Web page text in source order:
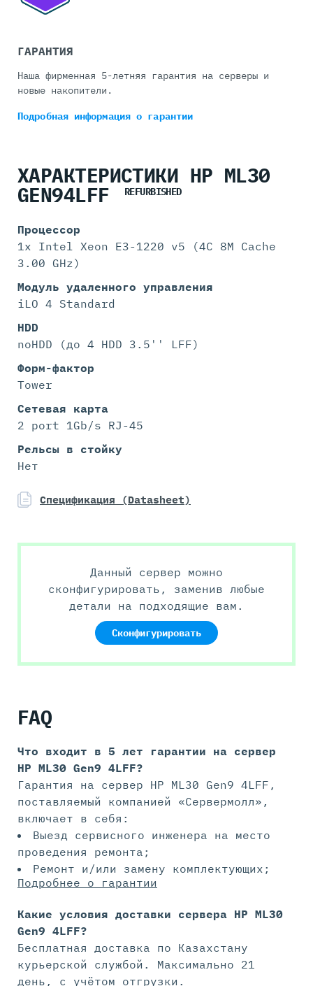
ГАРАНТИЯ
Наша фирменная 5-летняя гарантия на серверы и
новые накопители.
Подробная информацияо гарантии
ХАРАКТЕРИСТИКИ HP ML30
GEN94LFF REFURBISHED
Процессор
1x Intel Xeon E3-1220 v5 (4C 8M Cache
3.00 GHz)
Модуль удаленного управления
iLO 4 Standard
HDD
noHDD (до 4 HDD 3.5'' LFF)
Форм-фактор
Tower
Сетевая карта
2 port 1Gb/s RJ-45
Рельсы в стойку
Нет
Спецификация (Datasheet)
Данный сервер можно
сконфигурировать, заменив любые
детали на подходящие вам.
Сконфигурировать
FAQ
Что входит в 5 лет гарантии на сервер
HP ML30 Gen9 4LFF?
Гарантия на сервер HP ML30 Gen9 4LFF,
поставляемый компанией «Сервермолл»,
включает в себя:
Выезд сервисного инженера на место
проведения ремонта;
Ремонт и/или замену комплектующих;
Подробнее о гарантии
Какие условия доставки сервера HP ML30
Gen9 4LFF?
Бесплатная доставка по Казахстану
курьерской службой. Максимально 21
день, с учётом отгрузки.